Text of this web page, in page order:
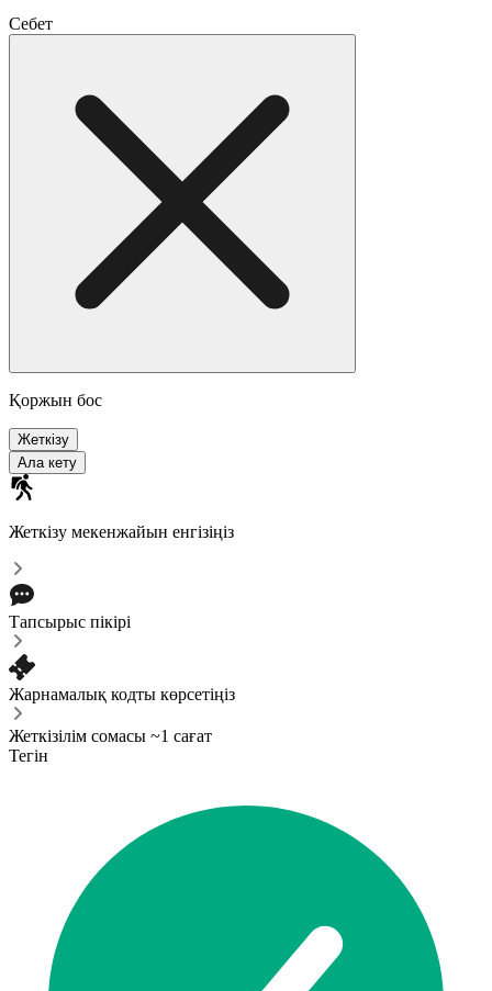
Себет
Қоржын бос
Жеткізу
Ала кету
Жеткізу мекенжайын енгізіңіз
Тапсырыс пікірі
Жарнамалық кодты көрсетіңіз
Жеткізілім сомасы ~1 сағат
Тегін